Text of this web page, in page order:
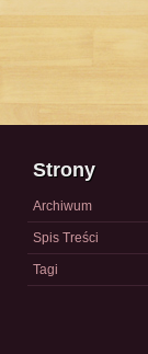
Strony
Archiwum
Spis Treści
Tagi